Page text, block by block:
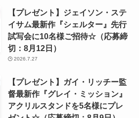
【プレゼント】ジェイソン・ステ
イサム最新作『シェルター』先行
試写会に10名様ご招待☆（応募締
切：8月12日）
2026.7.27
【プレゼント】ガイ・リッチー監
督最新作『グレイ・ミッション』
アクリルスタンドを5名様にプレ